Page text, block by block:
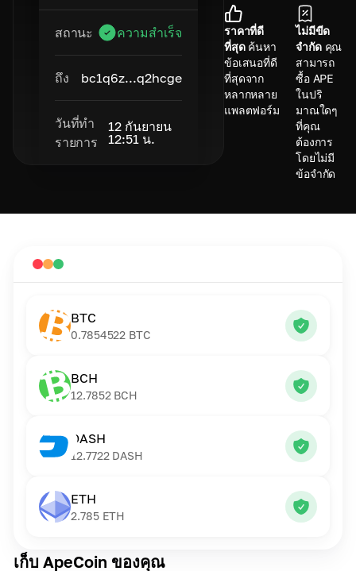
สถานะ ความสำเร็จ
ถึง bc1q6z...q2hcge
วันที่ทำ
รายการ
12 กันยายน
12:51 น.
ราคาที่ดี
ที่สุด ค้นหา
ข้อเสนอที่ดี
ที่สุดจาก
หลากหลาย
แพลตฟอร์ม
ไม่มีขีด
จำกัด คุณ
สามารถ
ซื้อ APE
ในปริ
มาณใดๆ
ที่คุณ
ต้องการ
โดยไม่มี
ข้อจำกัด
เก็บ ApeCoin ของคุณ
BTC
0.7854522 BTC
BCH
12.7852 BCH
DASH
12.7722 DASH
ETH
2.785 ETH